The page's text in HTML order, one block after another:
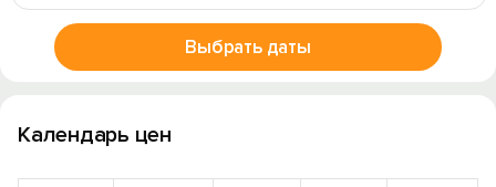
Выбрать даты
Календарь цен